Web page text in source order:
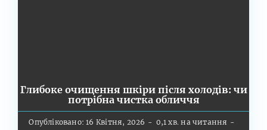
Глибоке очищення шкіри після холодів: чи
потрібна чистка обличчя
Опубліковано: 16 Квітня, 2026 - 0,1 хв. на читання -